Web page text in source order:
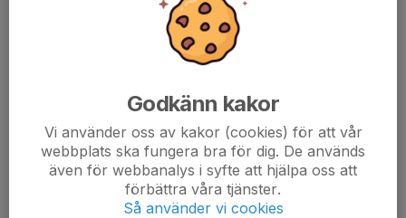
, Tränare
Fredrik Ambjörnsson
, Tränare
Markus Linnander
Per Eklund , Tränare
Godkänn kakor
Vi använder oss av kakor (cookies) för att vår
webbplats ska fungera bra för dig. De används
även för webbanalys i syfte att hjälpa oss att
förbättra våra tjänster.
Så använder vi cookies